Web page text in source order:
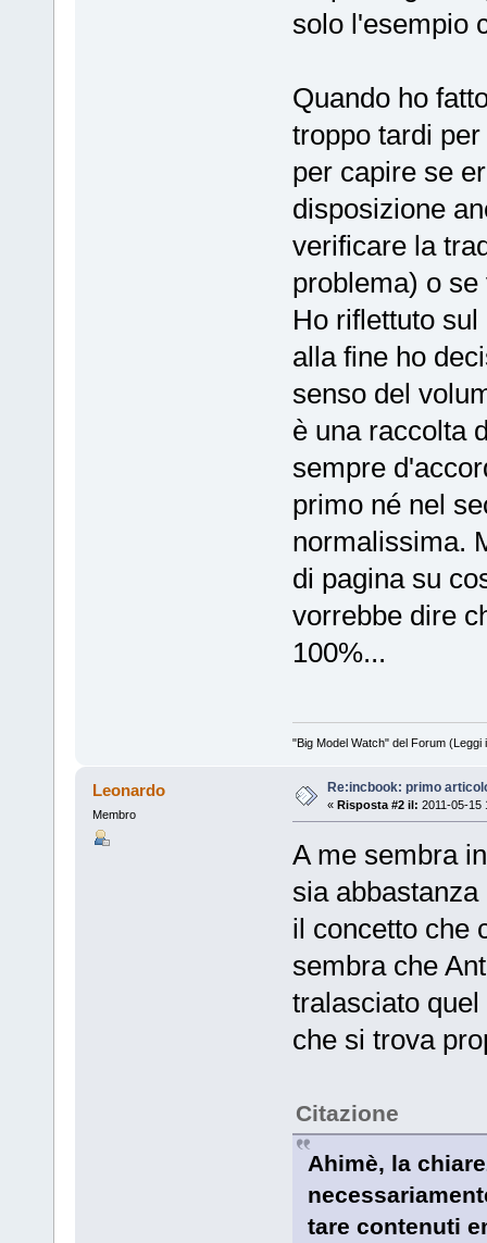
solo l'esempio
Quando ho
troppo tardi
per capire se
disposizione
verificare la
problema) o
Ho riflettuto
alla fine ho
senso del
è una raccolta
sempre
primo né nel
normalissima.
di pagina su
vorrebbe dire
100%...
"Big Model Watch" del Forum
Leonardo
Membro
Re:incbook: primo
« Risposta #2 il: 2011-05-15
A me sembra
sia
il concetto che
sembra che
tralasciato
che si trova
Citazione
Ahimè, la
tare contenuti